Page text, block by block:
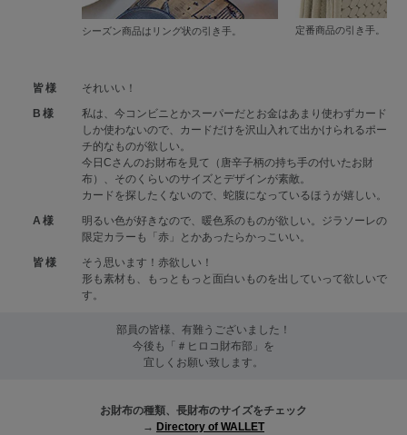
シーズン商品はリング状の引き手。 定番商品の引き手。
皆様
それいい！
B様
私は、今コンビニとかスーパーだとお金はあまり使わずカード
しか使わないので、カードだけを沢山入れて出かけられるポー
チ的なものが欲しい。
今日Cさんのお財布を見て（唐辛子柄の持ち手の付いたお財
布）、そのくらいのサイズとデザインが素敵。
カードを探したくないので、蛇腹になっているほうが嬉しい。
A様
明るい色が好きなので、暖色系のものが欲しい。ジラソーレの
限定カラーも「赤」とかあったらかっこいい。
皆様
そう思います！赤欲しい！
形も素材も、もっともっと面白いものを出していって欲しいで
す。
部員の皆様、有難うございました！
今後も「＃ヒロコ財布部」を
宜しくお願い致します。
お財布の種類、長財布のサイズをチェック
→ Directory of WALLET